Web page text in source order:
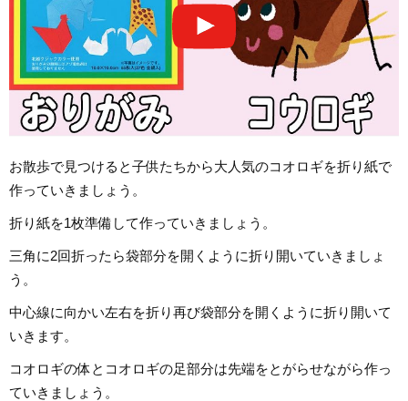
お散歩で見つけると子供たちから大人気のコオロギを折り紙で
作っていきましょう。
折り紙を1枚準備して作っていきましょう。
三角に2回折ったら袋部分を開くように折り開いていきましょ
う。
中心線に向かい左右を折り再び袋部分を開くように折り開いて
いきます。
コオロギの体とコオロギの足部分は先端をとがらせながら作っ
ていきましょう。